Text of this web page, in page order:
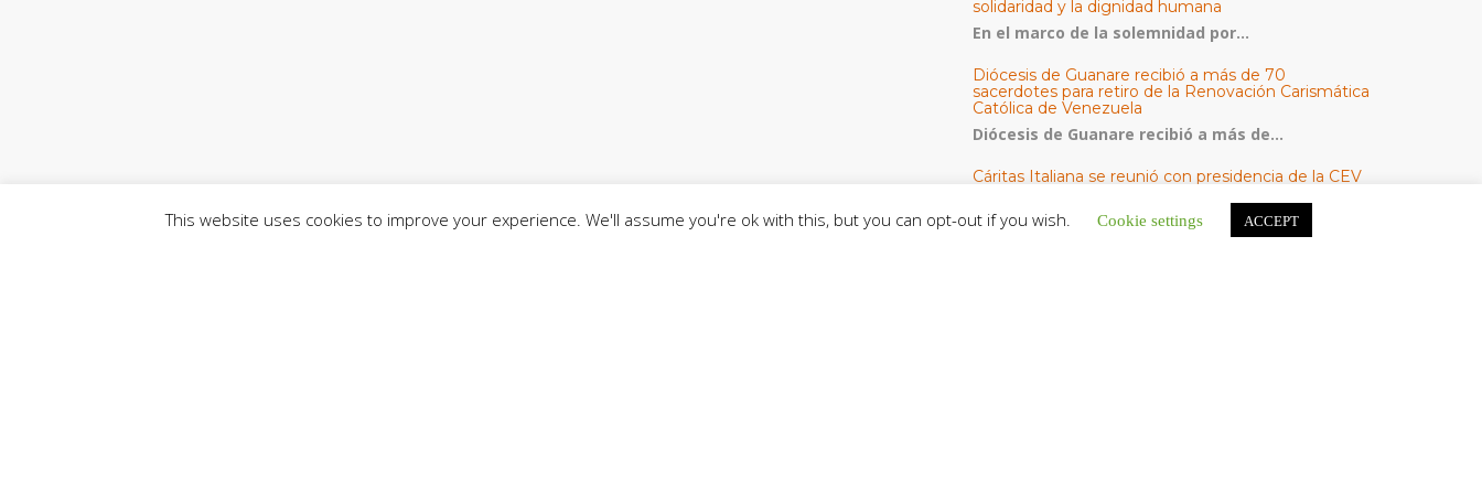
solidaridad y la dignidad humana
En el marco de la solemnidad por...
Diócesis de Guanare recibió a más de 70
sacerdotes para retiro de la Renovación Carismática
Católica de Venezuela
Diócesis de Guanare recibió a más de...
Cáritas Italiana se reunió con presidencia de la CEV
humanitario por terremotos del 24 de junio
Una delegación encabezada por el padre Marco...
This website uses cookies to improve your experience. We'll assume you're ok with this, but you can opt-out if you wish. Cookie settings ACCEPT